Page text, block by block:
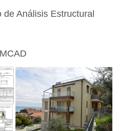
Análisis Estructural